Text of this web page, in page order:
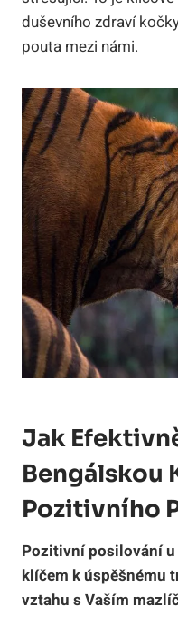
duševního zdraví
pouta mezi námi.
Jak
Bengálskou
Pozitivního
Pozitivní posilování
klíčem k úspěšnému
vztahu s Vaším